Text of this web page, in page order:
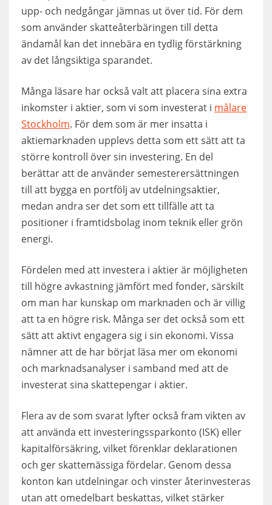
upp- och nedgångar jämnas ut över tid. För dem
som använder skatteåterbäringen till detta
ändamål kan det innebära en tydlig förstärkning
av det långsiktiga sparandet.
Många läsare har också valt att placera sina extra
inkomster i aktier, som vi som investerat i målare
Stockholm. För dem som är mer insatta i
aktiemarknaden upplevs detta som ett sätt att ta
större kontroll över sin investering. En del
berättar att de använder semesterersättningen
till att bygga en portfölj av utdelningsaktier,
medan andra ser det som ett tillfälle att ta
positioner i framtidsbolag inom teknik eller grön
energi.
Fördelen med att investera i aktier är möjligheten
till högre avkastning jämfört med fonder, särskilt
om man har kunskap om marknaden och är villig
att ta en högre risk. Många ser det också som ett
sätt att aktivt engagera sig i sin ekonomi. Vissa
nämner att de har börjat läsa mer om ekonomi
och marknadsanalyser i samband med att de
investerat sina skattepengar i aktier.
Flera av de som svarat lyfter också fram vikten av
att använda ett investeringssparkonto (ISK) eller
kapitalförsäkring, vilket förenklar deklarationen
och ger skattemässiga fördelar. Genom dessa
konton kan utdelningar och vinster återinvesteras
utan att omedelbart beskattas, vilket stärker